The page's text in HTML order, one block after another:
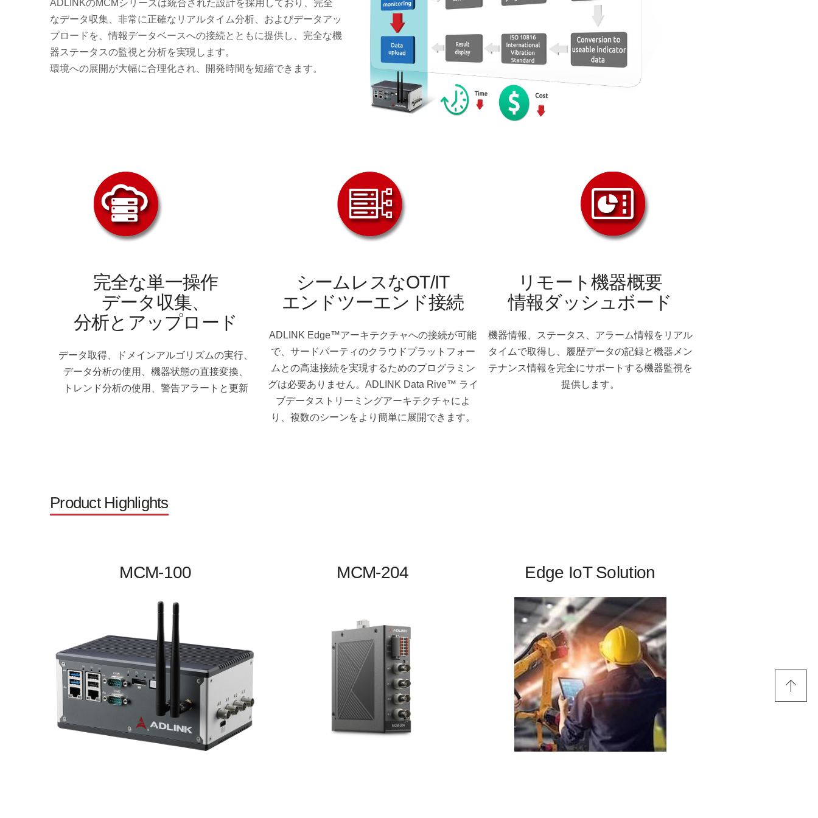
ADLINKのMCMシリーズは統合された設計を採用しており、完全
なデータ収集、非常に正確なリアルタイム分析、およびデータアッ
プロードを、情報データベースへの接続とともに提供し、完全な機
器ステータスの監視と分析を実現します。
環境への展開が大幅に合理化され、開発時間を短縮できます。
完全な単一操作
データ収集、
分析とアップロード
データ取得、ドメインアルゴリズムの実行、
データ分析の使用、機器状態の直接変換、
トレンド分析の使用、警告アラートと更新
シームレスなOT/IT
エンドツーエンド接続
ADLINK Edge™アーキテクチャへの接続が可能
で、サードパーティのクラウドプラットフォー
ムとの高速接続を実現するためのプログラミン
グは必要ありません。ADLINK Data Rive™ ライ
ブデータストリーミングアーキテクチャによ
り、複数のシーンをより簡単に展開できます。
リモート機器概要
情報ダッシュボード
機器情報、ステータス、アラーム情報をリアル
タイムで取得し、履歴データの記録と機器メン
テナンス情報を完全にサポートする機器監視を
提供します。
Product Highlights
MCM-100 MCM-204 Edge IoT Solution